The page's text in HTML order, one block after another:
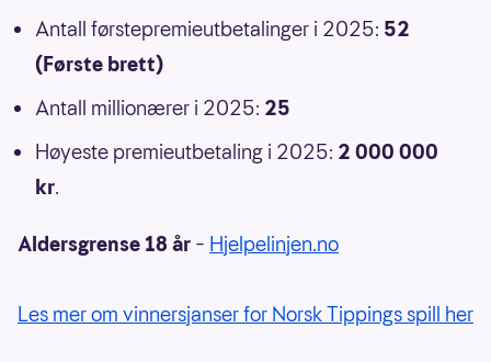
Antall førstepremieutbetalinger i 2025: 52
(Første brett)
Antall millionærer i 2025: 25
Høyeste premieutbetaling i 2025: 2 000 000
kr.
Aldersgrense 18 år – Hjelpelinjen.no
Les mer om vinnersjanser for Norsk Tippings spill her